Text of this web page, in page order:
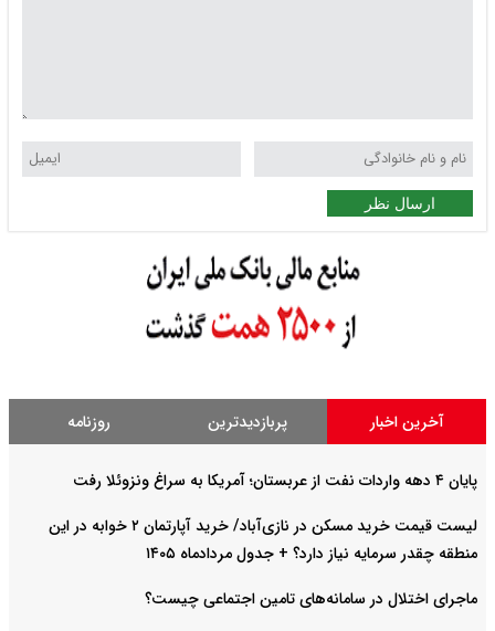
ارسال نظر
آخرین اخبار پربازدیدترین روزنامه
پایان ۴ دهه واردات نفت از عربستان؛ آمریکا به سراغ ونزوئلا رفت
لیست قیمت خرید مسکن در نازی‌آباد/ خرید آپارتمان ۲ خوابه در این
منطقه چقدر سرمایه نیاز دارد؟ + جدول مردادماه ۱۴۰۵
ماجرای اختلال در سامانه‌های تامین اجتماعی چیست؟